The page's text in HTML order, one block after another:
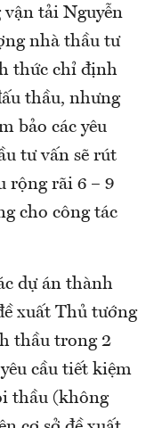
tải Nguyễn
nhà thầu tư
thức chỉ định
thầu, nhưng
bảo các yêu
tư vấn sẽ rút
rộng rãi 6 – 9
cho công tác
dự án thành
xuất Thủ tướng
thầu trong 2
cầu tiết kiệm
thầu (không